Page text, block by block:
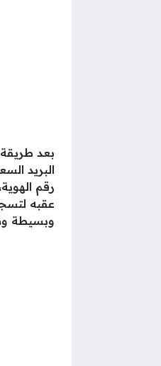
بعد
البريد
رقم
عقبه
وبسيطة